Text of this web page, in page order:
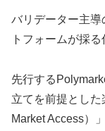
バリデーター主導
トフォームが採
先行する
立てを前提とし
Market Access）